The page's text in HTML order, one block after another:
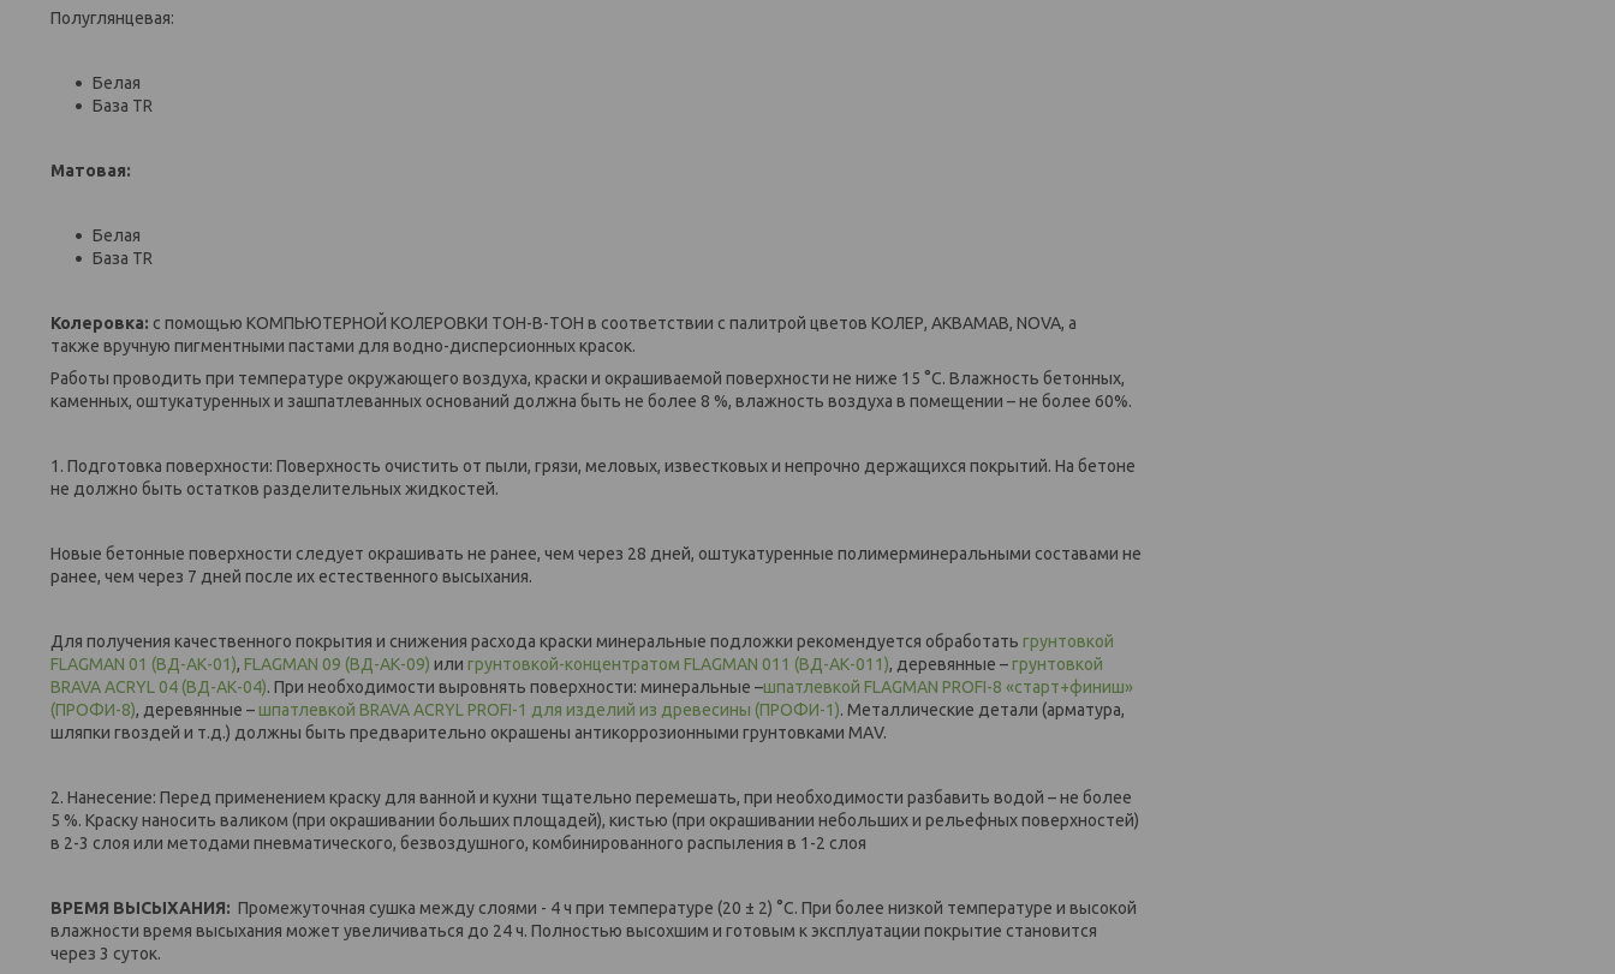
Полуглянцевая:
Белая
База TR
Матовая:
Белая
База TR
Колеровка: с помощью КОМПЬЮТЕРНОЙ КОЛЕРОВКИ ТОН-В-ТОН в соответствии с палитрой цветов КОЛЕР, АКВАМАВ, NOVA, а
также вручную пигментными пастами для водно-дисперсионных красок.
Работы проводить при температуре окружающего воздуха, краски и окрашиваемой поверхности не ниже 15 °С. Влажность бетонных,
каменных, оштукатуренных и зашпатлеванных оснований должна быть не более 8 %, влажность воздуха в помещении – не более 60%.
1. Подготовка поверхности: Поверхность очистить от пыли, грязи, меловых, известковых и непрочно держащихся покрытий. На бетоне
не должно быть остатков разделительных жидкостей.
Новые бетонные поверхности следует окрашивать не ранее, чем через 28 дней, оштукатуренные полимерминеральными составами не
ранее, чем через 7 дней после их естественного высыхания.
Для получения качественного покрытия и снижения расхода краски минеральные подложки рекомендуется обработать грунтовкой
FLAGMAN 01 (ВД-АК-01), FLAGMAN 09 (ВД-АК-09) или грунтовкой-концентратом FLAGMAN 011 (ВД-АК-011), деревянные –грунтовкой
BRAVA ACRYL 04 (ВД-АК-04). При необходимости выровнять поверхности: минеральные –шпатлевкой FLAGMAN PROFI-8 «старт+финиш»
(ПРОФИ-8), деревянные –шпатлевкой BRAVA ACRYL PROFI-1 для изделий из древесины (ПРОФИ-1). Металлические детали (арматура,
шляпки гвоздей и т.д.) должны быть предварительно окрашены антикоррозионными грунтовками МАV.
2. Нанесение: Перед применением краску для ванной и кухни тщательно перемешать, при необходимости разбавить водой – не более
5 %. Краску наносить валиком (при окрашивании больших площадей), кистью (при окрашивании небольших и рельефных поверхностей)
в 2-3 слоя или методами пневматического, безвоздушного, комбинированного распыления в 1-2 слоя
ВРЕМЯ ВЫСЫХАНИЯ: Промежуточная сушка между слоями - 4 ч при температуре (20 ± 2) °С. При более низкой температуре и высокой
влажности время высыхания может увеличиваться до 24 ч. Полностью высохшим и готовым к эксплуатации покрытие становится
через 3 суток.